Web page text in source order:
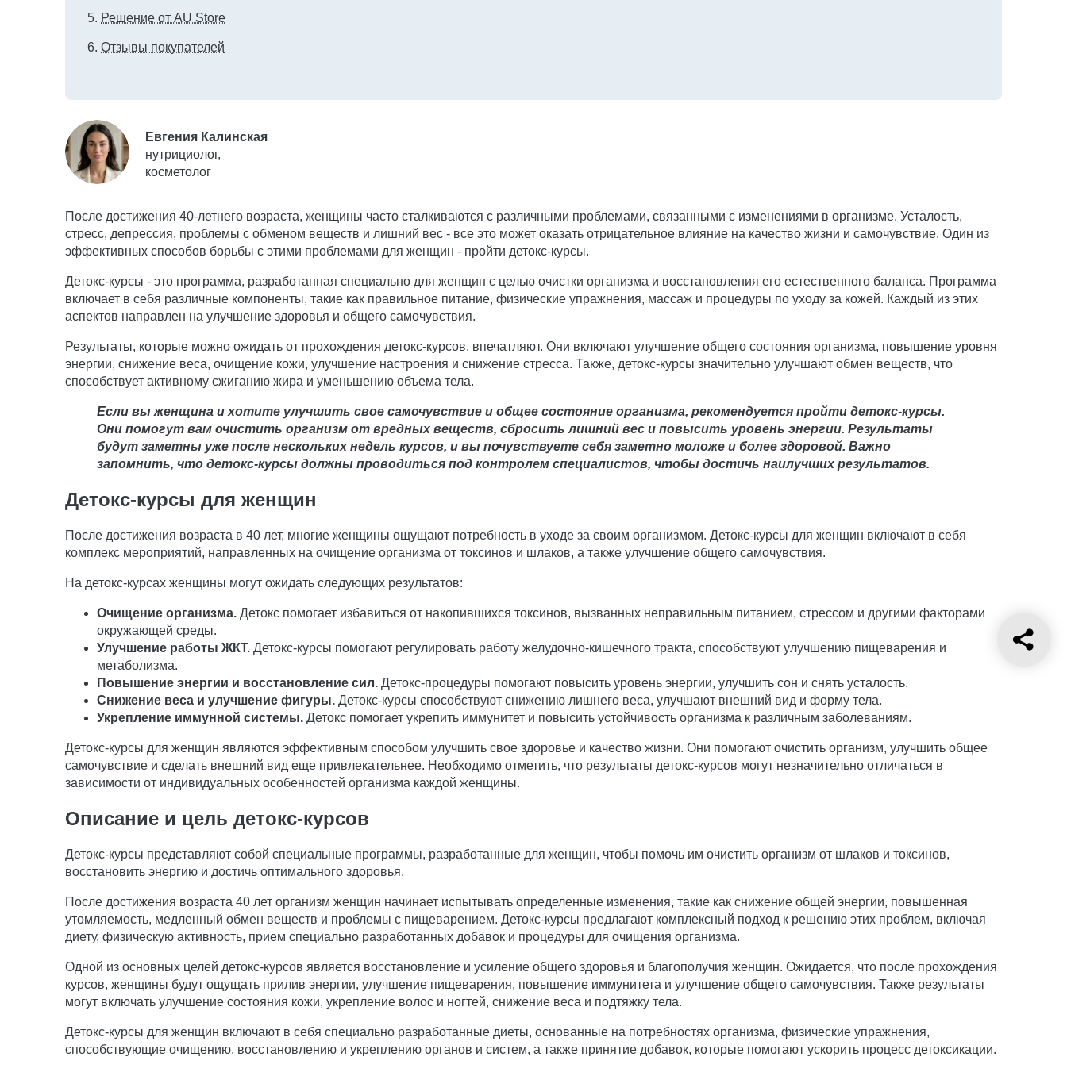
Решение от AU Store
Отзывы покупателей
Евгения Калинская
нутрициолог,
косметолог
После достижения 40-летнего возраста, женщины часто сталкиваются с различными проблемами, связанными с изменениями в организме. Усталость,
стресс, депрессия, проблемы с обменом веществ и лишний вес - все это может оказать отрицательное влияние на качество жизни и самочувствие. Один из
эффективных способов борьбы с этими проблемами для женщин - пройти детокс-курсы.
Детокс-курсы - это программа, разработанная специально для женщин с целью очистки организма и восстановления его естественного баланса. Программа
включает в себя различные компоненты, такие как правильное питание, физические упражнения, массаж и процедуры по уходу за кожей. Каждый из этих
аспектов направлен на улучшение здоровья и общего самочувствия.
Результаты, которые можно ожидать от прохождения детокс-курсов, впечатляют. Они включают улучшение общего состояния организма, повышение уровня
энергии, снижение веса, очищение кожи, улучшение настроения и снижение стресса. Также, детокс-курсы значительно улучшают обмен веществ, что
способствует активному сжиганию жира и уменьшению объема тела.
Если вы женщина и хотите улучшить свое самочувствие и общее состояние организма, рекомендуется пройти детокс-курсы.
Они помогут вам очистить организм от вредных веществ, сбросить лишний вес и повысить уровень энергии. Результаты
будут заметны уже после нескольких недель курсов, и вы почувствуете себя заметно моложе и более здоровой. Важно
запомнить, что детокс-курсы должны проводиться под контролем специалистов, чтобы достичь наилучших результатов.
Детокс-курсы для женщин
После достижения возраста в 40 лет, многие женщины ощущают потребность в уходе за своим организмом. Детокс-курсы для женщин включают в себя
комплекс мероприятий, направленных на очищение организма от токсинов и шлаков, а также улучшение общего самочувствия.
На детокс-курсах женщины могут ожидать следующих результатов:
Очищение организма. Детокс помогает избавиться от накопившихся токсинов, вызванных неправильным питанием, стрессом и другими факторами
окружающей среды.
Улучшение работы ЖКТ. Детокс-курсы помогают регулировать работу желудочно-кишечного тракта, способствуют улучшению пищеварения и
метаболизма.
Повышение энергии и восстановление сил. Детокс-процедуры помогают повысить уровень энергии, улучшить сон и снять усталость.
Снижение веса и улучшение фигуры. Детокс-курсы способствуют снижению лишнего веса, улучшают внешний вид и форму тела.
Укрепление иммунной системы. Детокс помогает укрепить иммунитет и повысить устойчивость организма к различным заболеваниям.
Детокс-курсы для женщин являются эффективным способом улучшить свое здоровье и качество жизни. Они помогают очистить организм, улучшить общее
самочувствие и сделать внешний вид еще привлекательнее. Необходимо отметить, что результаты детокс-курсов могут незначительно отличаться в
зависимости от индивидуальных особенностей организма каждой женщины.
Описание и цель детокс-курсов
Детокс-курсы представляют собой специальные программы, разработанные для женщин, чтобы помочь им очистить организм от шлаков и токсинов,
восстановить энергию и достичь оптимального здоровья.
После достижения возраста 40 лет организм женщин начинает испытывать определенные изменения, такие как снижение общей энергии, повышенная
утомляемость, медленный обмен веществ и проблемы с пищеварением. Детокс-курсы предлагают комплексный подход к решению этих проблем, включая
диету, физическую активность, прием специально разработанных добавок и процедуры для очищения организма.
Одной из основных целей детокс-курсов является восстановление и усиление общего здоровья и благополучия женщин. Ожидается, что после прохождения
курсов, женщины будут ощущать прилив энергии, улучшение пищеварения, повышение иммунитета и улучшение общего самочувствия. Также результаты
могут включать улучшение состояния кожи, укрепление волос и ногтей, снижение веса и подтяжку тела.
Детокс-курсы для женщин включают в себя специально разработанные диеты, основанные на потребностях организма, физические упражнения,
способствующие очищению, восстановлению и укреплению органов и систем, а также принятие добавок, которые помогают ускорить процесс детоксикации.